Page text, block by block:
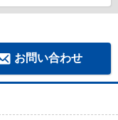
お問い合わせ